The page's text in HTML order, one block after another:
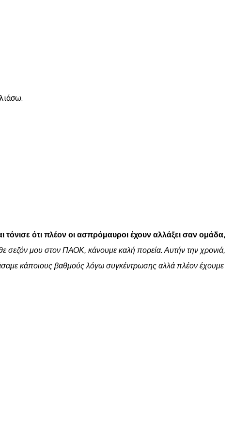
ότι πλέον οι ασπρόμαυροι έχουν αλλάξει σαν ομάδα,
σεζόν μου στον ΠΑΟΚ, κάνουμε καλή πορεία. Αυτήν την χρονιά,
κάποιους βαθμούς λόγω συγκέντρωσης αλλά πλέον έχουμε